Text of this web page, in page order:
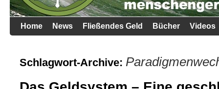
Home News Fließendes Geld Bücher Videos
Schlagwort-Archive: